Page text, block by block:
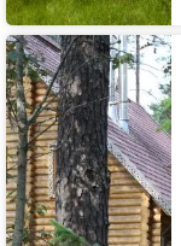
База
отдыха
Озерная